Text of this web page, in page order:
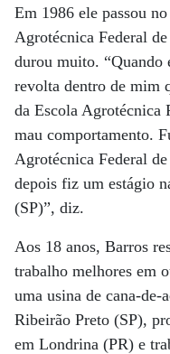
Em 1986 ele passou
Agrotécnica Federal de
durou muito. “Quando
revolta dentro de mim
da Escola Agrotécnica
mau comportamento.
Agrotécnica Federal
depois fiz um estágio
(SP)”, diz.
Aos 18 anos, Barros
trabalho melhores em
uma usina de cana-
Ribeirão Preto (SP),
em Londrina (PR) e